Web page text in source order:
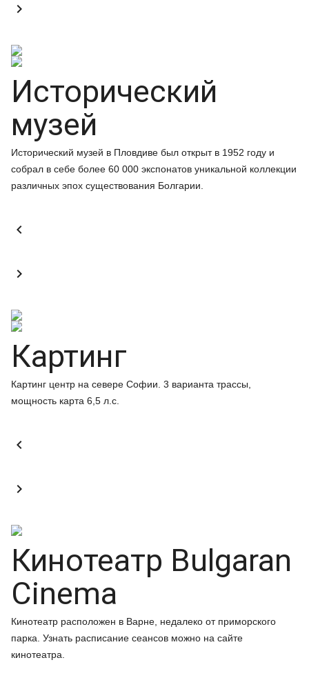

Исторический
музей
Исторический музей в Пловдиве был открыт в 1952 году и
собрал в себе более 60 000 экспонатов уникальной коллекции
различных эпох существования Болгарии.


Картинг
Картинг центр на севере Софии. 3 варианта трассы,
мощность карта 6,5 л.с.


Кинотеатр Bulgaran
Cinema
Кинотеатр расположен в Варне, недалеко от приморского
парка. Узнать расписание сеансов можно на сайте
кинотеатра.